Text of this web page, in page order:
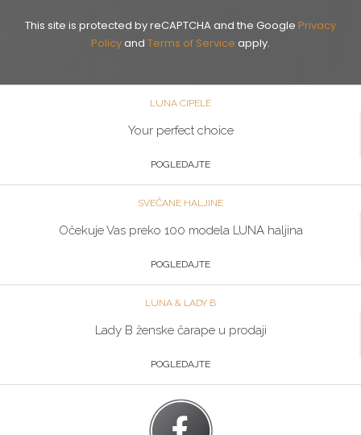
This site is protected by reCAPTCHA and the Google Privacy
Policyand Terms of Service apply.
LUNA CIPELE
Your perfect choice
POGLEDAJTE
SVEČANE HALJINE
Očekuje Vas preko 100 modela LUNA haljina
POGLEDAJTE
LUNA & LADY B
Lady B ženske čarape u prodaji
POGLEDAJTE